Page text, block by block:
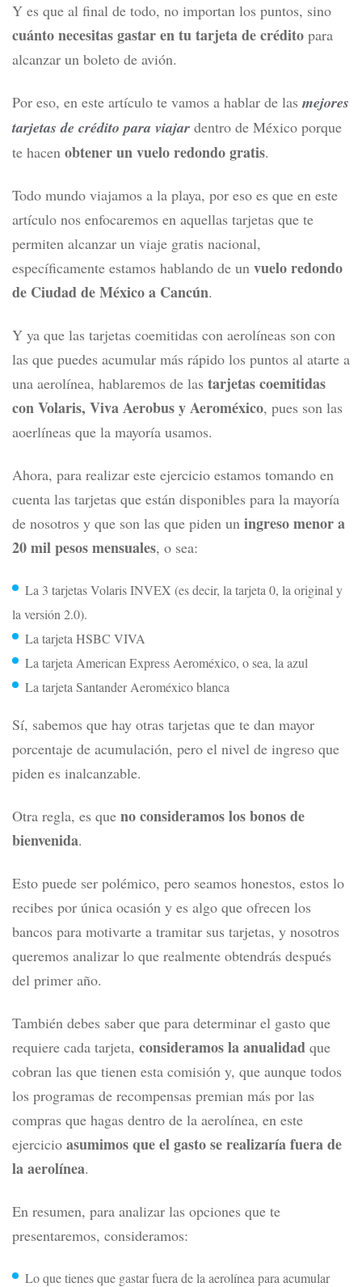
Y es que al final de todo, no importan los puntos, sino
cuánto necesitas gastar en tu tarjeta de crédito para
alcanzar un boleto de avión.
Por eso, en este artículo te vamos a hablar de las mejores
tarjetas de crédito para viajar dentro de México porque
te hacen obtener un vuelo redondo gratis.
Todo mundo viajamos a la playa, por eso es que en este
artículo nos enfocaremos en aquellas tarjetas que te
permiten alcanzar un viaje gratis nacional,
específicamente estamos hablando de un vuelo redondo
de Ciudad de México a Cancún.
Y ya que las tarjetas coemitidas con aerolíneas son con
las que puedes acumular más rápido los puntos al atarte a
una aerolínea, hablaremos de las tarjetas coemitidas
con Volaris, Viva Aerobus y Aeroméxico, pues son las
aoerlíneas que la mayoría usamos.
Ahora, para realizar este ejercicio estamos tomando en
cuenta las tarjetas que están disponibles para la mayoría
de nosotros y que son las que piden un ingreso menor a
20 mil pesos mensuales, o sea:
La 3 tarjetas Volaris INVEX (es decir, la tarjeta 0, la original y
la versión 2.0).
La tarjeta HSBC VIVA
La tarjeta American Express Aeroméxico, o sea, la azul
La tarjeta Santander Aeroméxico blanca
Sí, sabemos que hay otras tarjetas que te dan mayor
porcentaje de acumulación, pero el nivel de ingreso que
piden es inalcanzable.
Otra regla, es que no consideramos los bonos de
bienvenida.
Esto puede ser polémico, pero seamos honestos, estos lo
recibes por única ocasión y es algo que ofrecen los
bancos para motivarte a tramitar sus tarjetas, y nosotros
queremos analizar lo que realmente obtendrás después
del primer año.
También debes saber que para determinar el gasto que
requiere cada tarjeta, consideramos la anualidad que
cobran las que tienen esta comisión y, que aunque todos
los programas de recompensas premian más por las
compras que hagas dentro de la aerolínea, en este
ejercicio asumimos que el gasto se realizaría fuera de
la aerolínea.
En resumen, para analizar las opciones que te
presentaremos, consideramos:
Lo que tienes que gastar fuera de la aerolínea para acumular